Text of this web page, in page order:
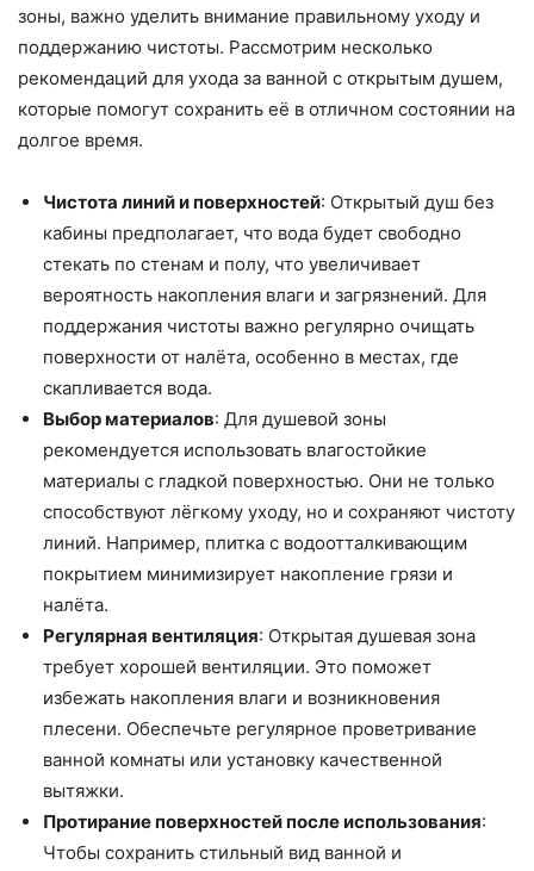
зоны, важно уделить внимание правильному уходу и
поддержанию чистоты. Рассмотрим несколько
рекомендаций для ухода за ванной с открытым душем,
которые помогут сохранить её в отличном состоянии на
долгое время.
Чистота линий и поверхностей: Открытый душ без
кабины предполагает, что вода будет свободно
стекать по стенам и полу, что увеличивает
вероятность накопления влаги и загрязнений. Для
поддержания чистоты важно регулярно очищать
поверхности от налёта, особенно в местах, где
скапливается вода.
Выбор материалов: Для душевой зоны
рекомендуется использовать влагостойкие
материалы с гладкой поверхностью. Они не только
способствуют лёгкому уходу, но и сохраняют чистоту
линий. Например, плитка с водоотталкивающим
покрытием минимизирует накопление грязи и
налёта.
Регулярная вентиляция: Открытая душевая зона
требует хорошей вентиляции. Это поможет
избежать накопления влаги и возникновения
плесени. Обеспечьте регулярное проветривание
ванной комнаты или установку качественной
вытяжки.
Протирание поверхностей после использования:
Чтобы сохранить стильный вид ванной и